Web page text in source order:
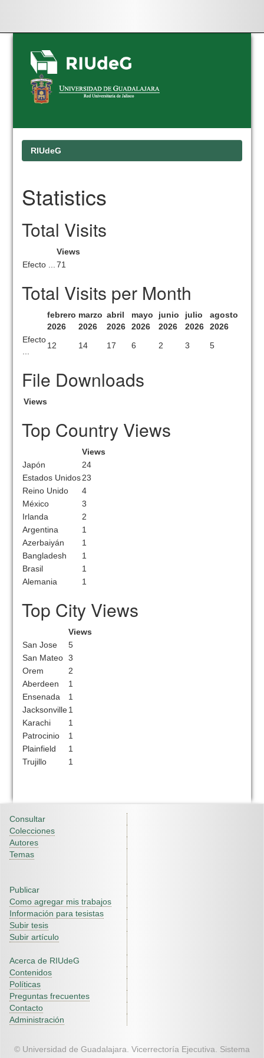
Skip
navigation
RIUdeG
Statistics
Total Visits
Views
Efecto ...
71
Total Visits per Month
febrero
2026
marzo
2026
abril
2026
mayo
2026
junio
2026
julio
2026
agosto
2026
Efecto
12 14 17 6 2 3 5
File Downloads
Views
Top Country Views
Views
Japón
24
Estados Unidos23
Reino Unido
4
México
3
Irlanda
2
Argentina
1
Azerbaiyán
1
Bangladesh
1
Brasil
1
Alemania
1
Top City Views
Views
San Jose
5
San Mateo 3
Orem
2
Aberdeen
1
Ensenada
1
Jacksonville1
Karachi
1
Patrocinio
1
Plainfield
1
Trujillo
1
Consultar
Colecciones
Autores
Temas
Publicar
Como agregar mis trabajos
Información para tesistas
Subir tesis
Subir artículo
Acerca de RIUdeG
Contenidos
Políticas
Preguntas frecuentes
Contacto
Administración
© Universidad de Guadalajara. Vicerrectoría Ejecutiva. Sistema